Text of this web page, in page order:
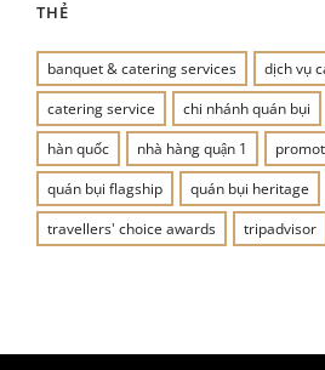
THẺ
banquet & catering services
dịch vụ
catering service
chi nhánh quán bụi
hàn quốc
nhà hàng quận 1
quán bụi flagship
quán bụi heritage
travellers' choice awards
tripadvisor